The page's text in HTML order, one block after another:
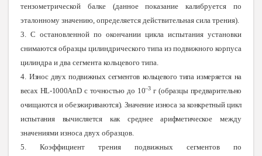
тензометрической балке (данное показание калибруется по
эталонному значению, определяется действительная сила трения).
3. С остановленной по окончании цикла испытания установки
снимаются образцы цилиндрического типа из подвижного корпуса
цилиндра и два сегмента кольцевого типа.
4. Износ двух подвижных сегментов кольцевого типа измеряется на
весах HL-1000AnDс точностью до 10–3г (образцы предварительно
очищаются и обезжириваются). Значение износа за конкретный цикл
испытания вычисляется как среднее арифметическоемежду
значениями износа двух образцов.
5. Коэффициент трения подвижных сегментов по